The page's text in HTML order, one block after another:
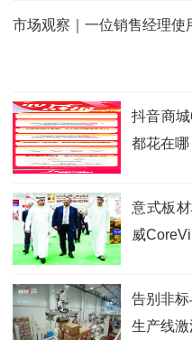
市场观察｜一位销售经理使
抖音商
都花在哪
意式板
威
告别非
生产线